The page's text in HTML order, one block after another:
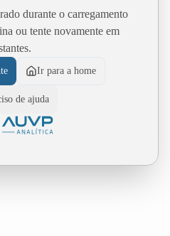
durante o carregamento
ou tente novamente em
Ir para a home
de ajuda